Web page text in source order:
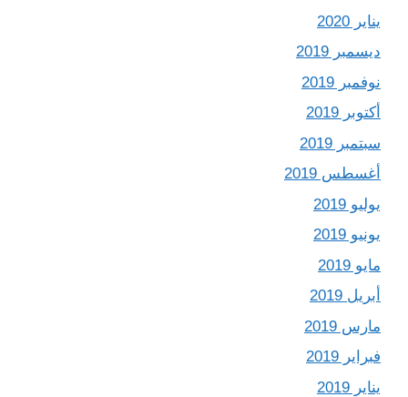
يناير 2020
ديسمبر 2019
نوفمبر 2019
أكتوبر 2019
سبتمبر 2019
أغسطس 2019
يوليو 2019
يونيو 2019
مايو 2019
أبريل 2019
مارس 2019
فبراير 2019
يناير 2019